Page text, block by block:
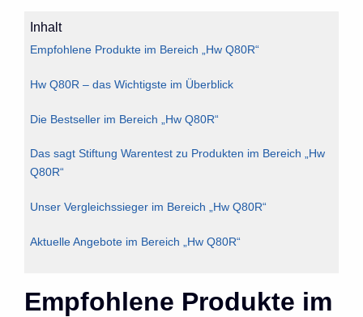
Inhalt
Empfohlene Produkte im Bereich „Hw Q80R“
Hw Q80R – das Wichtigste im Überblick
Die Bestseller im Bereich „Hw Q80R“
Das sagt Stiftung Warentest zu Produkten im Bereich „Hw
Q80R“
Unser Vergleichssieger im Bereich „Hw Q80R“
Aktuelle Angebote im Bereich „Hw Q80R“
Empfohlene Produkte im